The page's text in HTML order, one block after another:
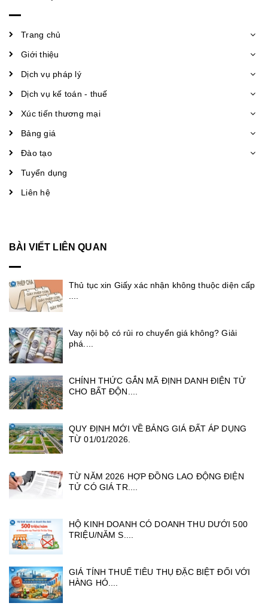
Trang chủ
Giới thiệu
Dịch vụ pháp lý
Dịch vụ kế toán - thuế
Xúc tiến thương mại
Bảng giá
Đào tạo
Tuyển dụng
Liên hệ
BÀI VIẾT LIÊN QUAN
Thủ tục xin Giấy xác nhận không thuộc diện cấp
Vay nội bộ có rủi ro chuyển giá không? Giải
phá....
CHÍNH THỨC GẮN MÃ ĐỊNH DANH ĐIỆN TỬ
CHO BẤT ĐỘN....
QUY ĐỊNH MỚI VỀ BẢNG GIÁ ĐẤT ÁP DỤNG
TỪ 01/01/2026.
TỪ NĂM 2026 HỢP ĐỒNG LAO ĐỘNG ĐIỆN
TỬ CÓ GIÁ TR....
HỘ KINH DOANH CÓ DOANH THU DƯỚI 500
TRIỆU/NĂM S....
GIÁ TÍNH THUẾ TIÊU THỤ ĐẶC BIỆT ĐỐI VỚI
HÀNG HÓ....